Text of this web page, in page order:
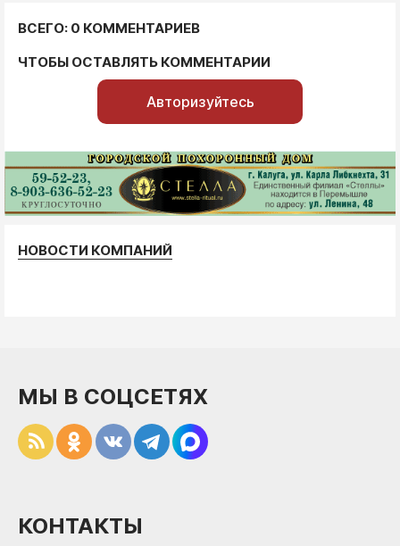
ВСЕГО: 0 КОММЕНТАРИЕВ
ЧТОБЫ ОСТАВЛЯТЬ КОММЕНТАРИИ
Авторизуйтесь
НОВОСТИ КОМПАНИЙ
МЫ В СОЦСЕТЯХ
КОНТАКТЫ